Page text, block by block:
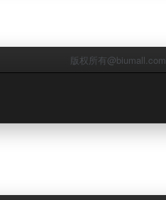
版权所有@biumall.com